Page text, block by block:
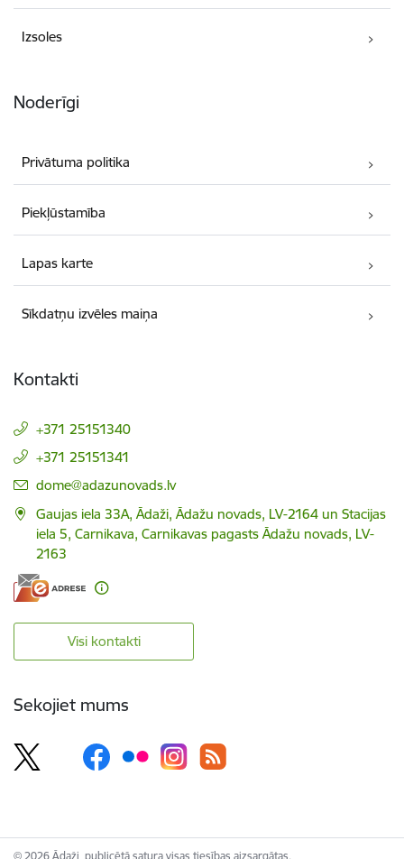
Izsoles
Noderīgi
Privātuma politika
Piekļūstamība
Lapas karte
Sīkdatņu izvēles maiņa
Kontakti
+371 25151340
+371 25151341
E-pasts:
dome@adazunovads.lv
Gaujas iela 33A, Ādaži, Ādažu novads, LV-2164 un Stacijas
iela 5, Carnikava, Carnikavas pagasts Ādažu novads, LV-
2163
Visi kontakti
Sekojiet mums
© 2026 Ādaži, publicētā satura visas tiesības aizsargātas.